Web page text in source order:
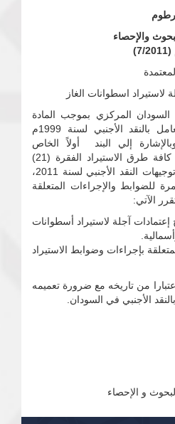
والإحصاء
لاستيراد اسطوانات الغاز
المركزي بموجب المادة
(20) من لائحة تنظيم التعامل بالنقد الأجنبي لسنة 1999م
لسنة 2003م، وبالإشارة إلي البند أولاً الخاص
بضوابط عامة تطبق على كافة طرق الاستيراد الفقرة (21)
الواردة في كتيب ضوابط وتوجيهات النقد الأجنبي لسنة 2011،
للضوابط والإجراءات المتعلقة
الآتي:
آجلة لاستيراد أسطوانات
بإجراءات وضوابط الاستيراد
من تاريخه مع ضرورة تعميمه
الأجنبي في السودان.
و الإحصاء